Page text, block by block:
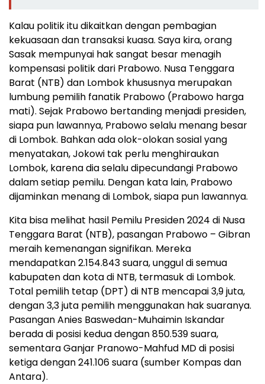
Kalau politik itu dikaitkan dengan pembagian
kekuasaan dan transaksi kuasa. Saya kira, orang
Sasak mempunyai hak sangat besar menagih
kompensasi politik dari Prabowo. Nusa Tenggara
Barat (NTB) dan Lombok khususnya merupakan
lumbung pemilih fanatik Prabowo (Prabowo harga
mati). Sejak Prabowo bertanding menjadi presiden,
siapa pun lawannya, Prabowo selalu menang besar
di Lombok. Bahkan ada olok-olokan sosial yang
menyatakan, Jokowi tak perlu menghiraukan
Lombok, karena dia selalu dipecundangi Prabowo
dalam setiap pemilu. Dengan kata lain, Prabowo
dijaminkan menang di Lombok, siapa pun lawannya.
Kita bisa melihat hasil Pemilu Presiden 2024 di Nusa
Tenggara Barat (NTB), pasangan Prabowo – Gibran
meraih kemenangan signifikan. Mereka
mendapatkan 2.154.843 suara, unggul di semua
kabupaten dan kota di NTB, termasuk di Lombok.
Total pemilih tetap (DPT) di NTB mencapai 3,9 juta,
dengan 3,3 juta pemilih menggunakan hak suaranya.
Pasangan Anies Baswedan-Muhaimin Iskandar
berada di posisi kedua dengan 850.539 suara,
sementara Ganjar Pranowo-Mahfud MD di posisi
ketiga dengan 241.106 suara (sumber Kompas dan
Antara).